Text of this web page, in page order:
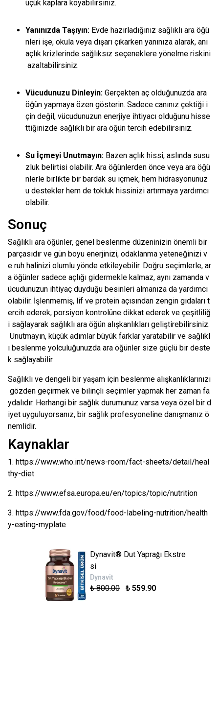
üçük kaplara koyabilirsiniz.
Yanınızda Taşıyın: Evde hazırladığınız sağlıklı ara öğü
nleri işe, okula veya dışarı çıkarken yanınıza alarak, ani
açlık krizlerinde sağlıksız seçeneklere yönelme riskini
azaltabilirsiniz.
Vücudunuzu Dinleyin: Gerçekten aç olduğunuzda ara
öğün yapmaya özen gösterin. Sadece canınız çektiği i
çin değil, vücudunuzun enerjiye ihtiyacı olduğunu hisse
ttiğinizde sağlıklı bir ara öğün tercih edebilirsiniz.
Su İçmeyi Unutmayın: Bazen açlık hissi, aslında susu
zluk belirtisi olabilir. Ara öğünlerden önce veya ara öğü
nlerle birlikte bir bardak su içmek, hem hidrasyonunuz
u destekler hem de tokluk hissinizi artırmaya yardımcı
olabilir.
Sonuç
Sağlıklı ara öğünler, genel beslenme düzeninizin önemli bir
parçasıdır ve gün boyu enerjinizi, odaklanma yeteneğinizi v
e ruh halinizi olumlu yönde etkileyebilir. Doğru seçimlerle, ar
a öğünler sadece açlığı gidermekle kalmaz, aynı zamanda v
ücudunuzun ihtiyaç duyduğu besinleri almanıza da yardımcı
olabilir. İşlenmemiş, lif ve protein açısından zengin gıdaları t
ercih ederek, porsiyon kontrolüne dikkat ederek ve çeşitliliğ
i sağlayarak sağlıklı ara öğün alışkanlıkları geliştirebilirsiniz.
Unutmayın, küçük adımlar büyük farklar yaratabilir ve sağlıkl
ı beslenme yolculuğunuzda ara öğünler size güçlü bir deste
k sağlayabilir.
Sağlıklı ve dengeli bir yaşam için beslenme alışkanlıklarınızı
gözden geçirmek ve bilinçli seçimler yapmak her zaman fa
ydalıdır. Herhangi bir sağlık durumunuz varsa veya özel bir d
iyet uyguluyorsanız, bir sağlık profesyoneline danışmanız ö
nemlidir.
Kaynaklar
1. https://www.who.int/news-room/fact-sheets/detail/heal
thy-diet
2. https://www.efsa.europa.eu/en/topics/topic/nutrition
3. https://www.fda.gov/food/food-labeling-nutrition/health
y-eating-myplate
Dynavit® Dut Yaprağı Ekstre
si
Dynavit
₺ 800.00 ₺ 559.90